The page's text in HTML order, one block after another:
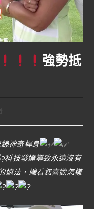
強勢抵
神奇桿身
科技發達導致永遠沒有
遠法，端看您喜歡怎樣